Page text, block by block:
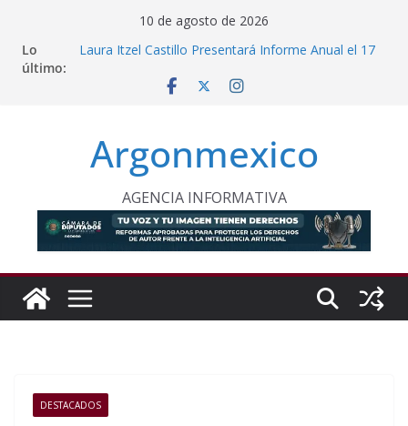
contenido
10 de agosto de 2026
Lo
último:
Laura Itzel Castillo Presentará Informe Anual el 17
Inaugura Clara Brugada Utopía “Elena Poniatowska
Permanente en México
Refuerzan Abasto de Agua en Acapulco Ante
Lluvias Intensas
INE Defiende Contrato con Territorium Life y Niega
Incumplimientos
Argonmexico
AGENCIA INFORMATIVA
DESTACADOS